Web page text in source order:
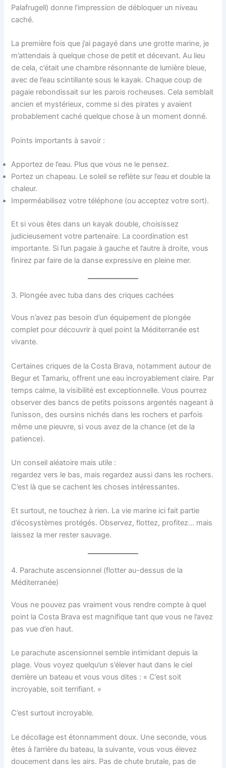
Palafrugell) donne l’impression de débloquer un niveau
caché.
La première fois que j’ai pagayé dans une grotte marine, je
m’attendais à quelque chose de petit et décevant. Au lieu
de cela, c’était une chambre résonnante de lumière bleue,
avec de l’eau scintillante sous le kayak. Chaque coup de
pagaie rebondissait sur les parois rocheuses. Cela semblait
ancien et mystérieux, comme si des pirates y avaient
probablement caché quelque chose à un moment donné.
Points importants à savoir :
Apportez de l’eau. Plus que vous ne le pensez.
Portez un chapeau. Le soleil se reflète sur l’eau et double la
chaleur.
Imperméabilisez votre téléphone (ou acceptez votre sort).
Et si vous êtes dans un kayak double, choisissez
judicieusement votre partenaire. La coordination est
importante. Si l’un pagaie à gauche et l’autre à droite, vous
finirez par faire de la danse expressive en pleine mer.
3. Plongée avec tuba dans des criques cachées
Vous n’avez pas besoin d’un équipement de plongée
complet pour découvrir à quel point la Méditerranée est
vivante.
Certaines criques de la Costa Brava, notamment autour de
Begur et Tamariu, offrent une eau incroyablement claire. Par
temps calme, la visibilité est exceptionnelle. Vous pourrez
observer des bancs de petits poissons argentés nageant à
l’unisson, des oursins nichés dans les rochers et parfois
même une pieuvre, si vous avez de la chance (et de la
patience).
Un conseil aléatoire mais utile :
regardez vers le bas, mais regardez aussi dans les rochers.
C’est là que se cachent les choses intéressantes.
Et surtout, ne touchez à rien. La vie marine ici fait partie
d’écosystèmes protégés. Observez, flottez, profitez… mais
laissez la mer rester sauvage.
4. Parachute ascensionnel (flotter au-dessus de la
Méditerranée)
Vous ne pouvez pas vraiment vous rendre compte à quel
point la Costa Brava est magnifique tant que vous ne l’avez
pas vue d’en haut.
Le parachute ascensionnel semble intimidant depuis la
plage. Vous voyez quelqu’un s’élever haut dans le ciel
derrière un bateau et vous vous dites : « C’est soit
incroyable, soit terrifiant. »
C’est surtout incroyable.
Le décollage est étonnamment doux. Une seconde, vous
êtes à l’arrière du bateau, la suivante, vous vous élevez
doucement dans les airs. Pas de chute brutale, pas de